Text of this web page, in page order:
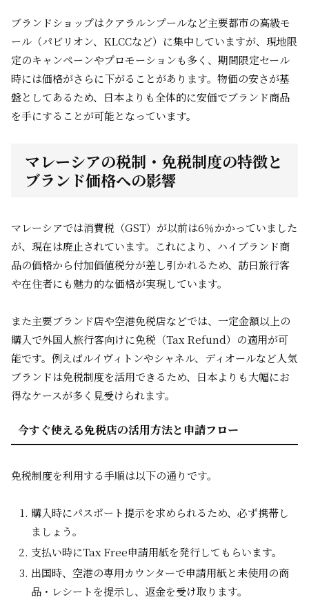
ブランドショップはクアラルンプールなど主要都市の高級モ
ール（パビリオン、KLCCなど）に集中していますが、現地限
定のキャンペーンやプロモーションも多く、期間限定セール
時には価格がさらに下がることがあります。物価の安さが基
盤としてあるため、日本よりも全体的に安価でブランド商品
を手にすることが可能となっています。
マレーシアの税制・免税制度の特徴と
ブランド価格への影響
マレーシアでは消費税（GST）が以前は6％かかっていました
が、現在は廃止されています。これにより、ハイブランド商
品の価格から付加価値税分が差し引かれるため、訪日旅行客
や在住者にも魅力的な価格が実現しています。
また主要ブランド店や空港免税店などでは、一定金額以上の
購入で外国人旅行客向けに免税（Tax Refund）の適用が可
能です。例えばルイヴィトンやシャネル、ディオールなど人気
ブランドは免税制度を活用できるため、日本よりも大幅にお
得なケースが多く見受けられます。
今すぐ使える免税店の活用方法と申請フロー
免税制度を利用する手順は以下の通りです。
購入時にパスポート提示を求められるため、必ず携帯し
ましょう。
支払い時にTax Free申請用紙を発行してもらいます。
出国時、空港の専用カウンターで申請用紙と未使用の商
品・レシートを提示し、返金を受け取ります。